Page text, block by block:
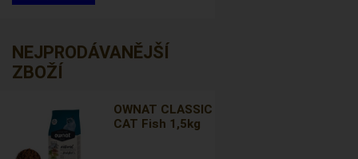
NEJPRODÁVANĚJŠÍ
ZBOŽÍ
OWNAT CLASSIC
CAT Fish 1,5kg